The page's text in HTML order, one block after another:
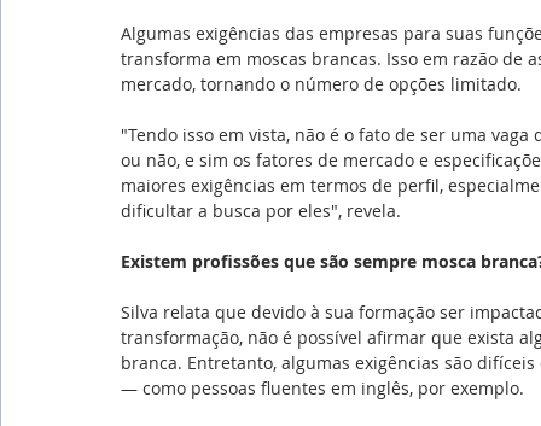
Algumas exigências das empresas para suas
transforma em moscas brancas. Isso em razão de
mercado, tornando o número de opções limitado.
"Tendo isso em vista, não é o fato de ser uma
ou não, e sim os fatores de mercado e
maiores exigências em termos de perfil,
dificultar a busca por eles", revela.
Existem profissões que são sempre mosca
Silva relata que devido à sua formação ser
transformação, não é possível afirmar que exista
branca. Entretanto, algumas exigências são
— como pessoas fluentes em inglês, por exemplo.